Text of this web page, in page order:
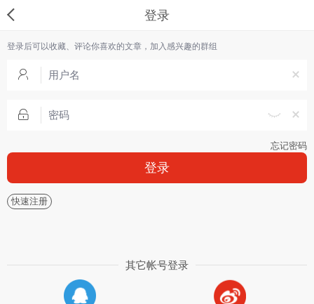
登录
登录后可以收藏、评论你喜欢的文章，加入感兴趣的群组
忘记密码
登录
快速注册
其它帐号登录